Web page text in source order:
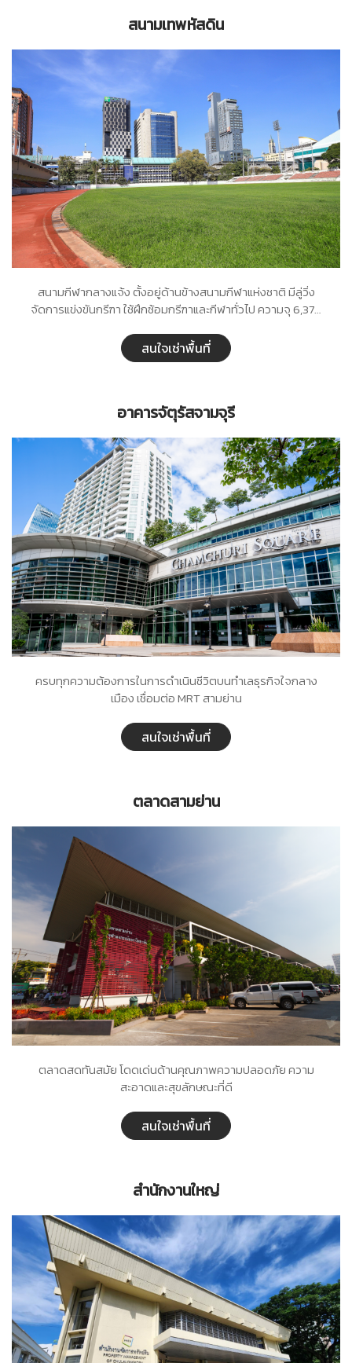
สนามเทพหัสดิน
สนามกีฬากลางแจ้ง ตั้งอยู่ด้านข้างสนามกีฬาแห่งชาติ มีลู่วิ่ง
จัดการแข่งขันกรีฑา ใช้ฝึกซ้อมกรีฑาและกีฬาทั่วไป ความจุ 6,378
สนใจเช่าพื้นที่
อาคารจัตุรัสจามจุรี
ครบทุกความต้องการในการดำเนินชีวิตบนทำเลธุรกิจใจกลาง
เมือง เชื่อมต่อ MRT สามย่าน
สนใจเช่าพื้นที่
ตลาดสามย่าน
ตลาดสดทันสมัย โดดเด่นด้านคุณภาพความปลอดภัย ความ
สะอาดและสุขลักษณะที่ดี
สนใจเช่าพื้นที่
สำนักงานใหญ่